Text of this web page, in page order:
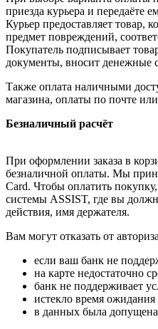
приезда курьера и передаёте
Курьер предоставляет товар,
предмет повреждений,
Покупатель подписывает
документы, вносит денежные
Также оплата наличными
магазина, оплаты по почте
Безналичный расчёт
При оформлении заказа в
безналичной оплаты. Мы
Card. Чтобы оплатить
системы ASSIST, где вы
действия, имя держателя.
Вам могут отказать от
если ваш банк не
на карте недостаточно
банк не поддерживает
истекло время
в данных была